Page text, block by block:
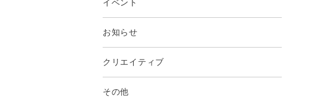
イベント
お知らせ
クリエイティブ
その他